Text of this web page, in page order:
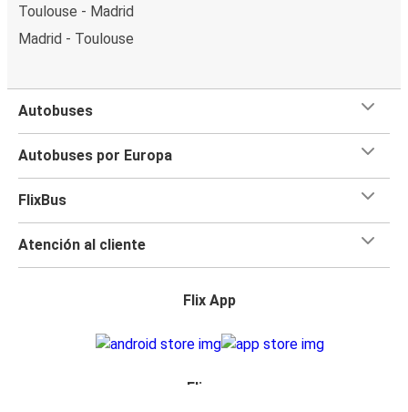
Toulouse - Madrid
Madrid - Toulouse
Autobuses
Autobuses por Europa
FlixBus
Atención al cliente
Flix App
Flix en: